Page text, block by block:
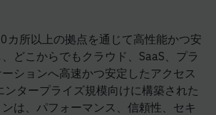
カ所以上の拠点を通じて高性能かつ安
どこからでもクラウド、SaaS、プラ
ションへ高速かつ安定したアクセス
ンタープライズ規模向けに構築された
は、パフォーマンス、信頼性、セキ